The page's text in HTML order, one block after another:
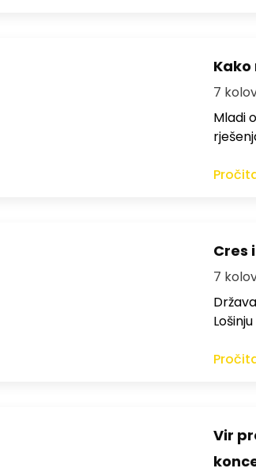
7
Mladi
Cres
7
Vir